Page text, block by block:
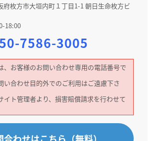
府枚方市大垣内町１丁目1-1 朝日生命枚方ビ
18:00
7586-3005
、お客様のお問い合わせ専用の電話番号で
い合わせ目的外でのご利用はご遠慮下さ
イト管理者より、損害賠償請求を行わせて